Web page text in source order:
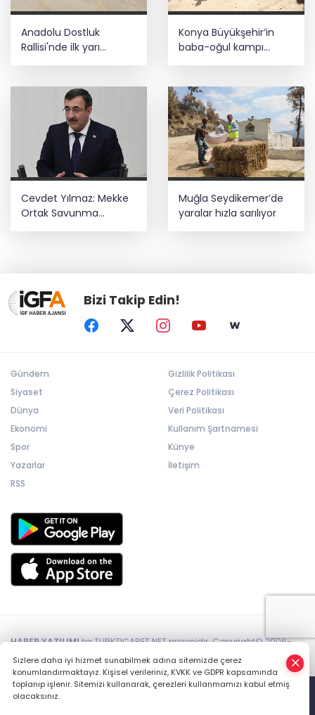
Anadolu Dostluk
Rallisi'nde ilk yarı
tamamlandı
Konya Büyükşehir’in
baba-oğul kampı
Ağustos'ta da sürecek
Cevdet Yılmaz: Mekke
Ortak Savunma
Anlaşması bölgesel
Muğla Seydikemer’de
yaralar hızla sarılıyor
Bizi Takip Edin!
Gündem
Siyaset
Dünya
Ekonomi
Spor
Yazarlar
RSS
Gizlilik Politikası
Çerez Politikası
Veri Politikası
Kullanım Şartnamesi
Künye
İletişim
HABER YAZILIMIbir TURKTICARET.NET projesidir. Copyright© 2006-
Sizlere daha iyi hizmet sunabilmek adına sitemizde çerez
konumlandırmaktayız. Kişisel verileriniz, KVKK ve GDPR kapsamında
toplanıp işlenir. Sitemizi kullanarak, çerezleri kullanmamızı kabul etmiş
olacaksınız.